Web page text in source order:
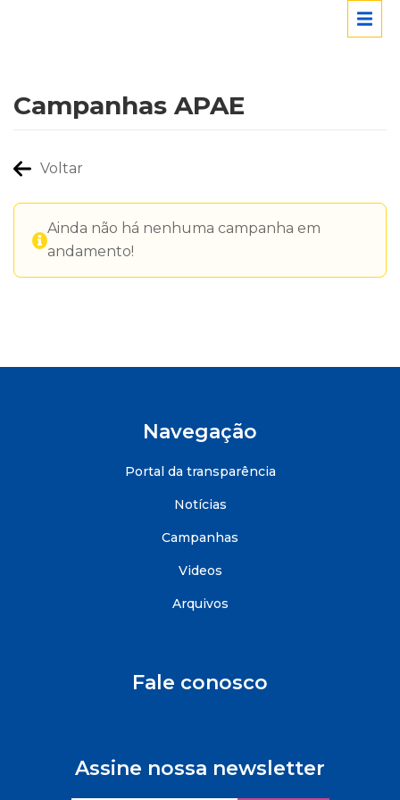
Campanhas APAE
Voltar
Ainda não há nenhuma campanha em
andamento!
Navegação
Portal da transparência
Notícias
Campanhas
Videos
Arquivos
Fale conosco
Assine nossa newsletter